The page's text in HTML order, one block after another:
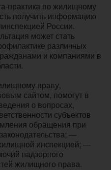
практика по жилищному
получить информацию
России.
может стать
различных
и компаниями в
праву,
сайтом, помогут в
о вопросах,
субъектов
обращения при
—
инспекцией; —
надзорного
жилищного права.